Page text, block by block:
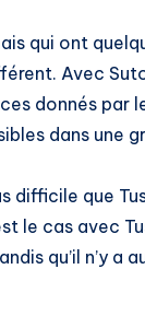
qui ont
Avec
donnés par
dans une
difficile que
le cas avec
qu’il n’y a